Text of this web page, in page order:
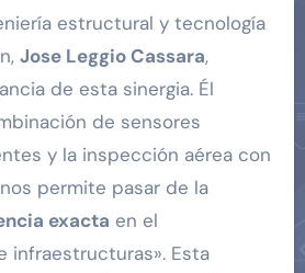
estructural y tecnología
Jose Leggio Cassara,
de esta sinergia. Él
de sensores
y la inspección aérea con
permite pasar de la
exacta en el
infraestructuras». Esta